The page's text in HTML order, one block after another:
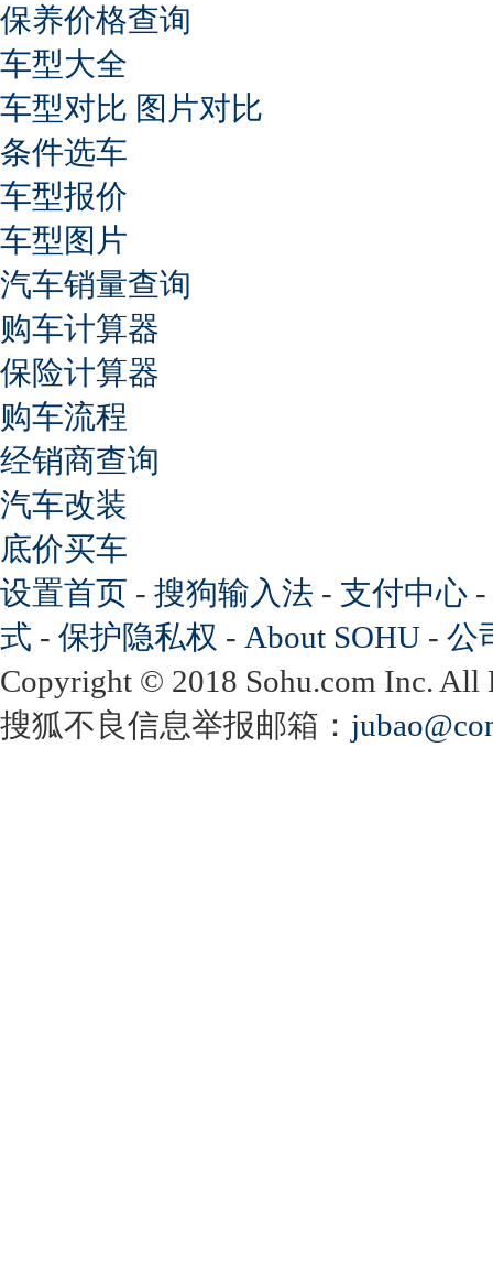
保养价格查询
车型大全
车型对比 图片对比
条件选车
车型报价
车型图片
汽车销量查询
购车计算器
保险计算器
购车流程
经销商查询
汽车改装
底价买车
设置首页 - 搜狗输入法 - 支付中心 -
式 - 保护隐私权 - About SOHU - 公
Copyright © 2018 Sohu.com Inc.
搜狐不良信息举报邮箱：